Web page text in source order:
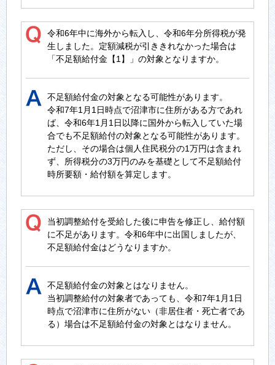
令和6年中に海外から転入し、令和6年分所得税が発
生しました。定額減税が引ききれなかった場合は
「不足額給付金【1】」の対象となりますか。
不足額給付金の対象となる可能性があります。
令和7年1月1日時点で沼津市に住所がある方であれ
ば、令和6年1月1日以降に国外から転入していた場
合でも不足額給付の対象となる可能性があります。
ただし、その場合は個人住民税分の1万円は含まれ
ず、所得税分の3万円のみを基礎として不足額給付
時所要額・給付額を算定します。
当初調整給付を受給した後に申告を修正し、給付額
に不足があります。令和6年中に出国しましたが、
不足額給付金はどうなりますか。
不足額給付金の対象とはなりません。
当初調整給付の対象者であっても、令和7年1月1日
時点で沼津市に住所がない（非居住者・死亡者であ
る）場合は不足額給付金の対象とはなりません。